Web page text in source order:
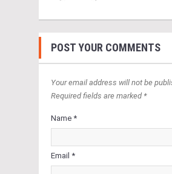
POST YOUR COMMENTS
Your email address will not be
Required fields are marked *
Name *
Email *